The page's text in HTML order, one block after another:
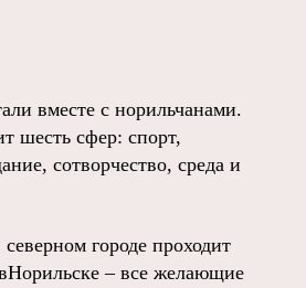
вместе с норильчанами.
шесть сфер: спорт,
сотворчество, среда и
городе проходит
– все желающие